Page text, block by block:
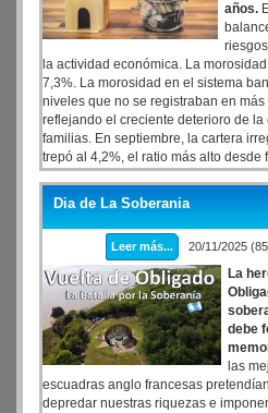
años.
la actividad económica. La
7,3%. La morosidad en el sistema
niveles que no se registraban en
reflejando el creciente deterioro de
familias. En septiembre, la cartera
trepó al 4,2%, el ratio más alto desde
confirma una tendencia que se ha
consecutivos y que amenaza con
los balances de las entidades
cotizaciones bursátiles.
Dia de La Soberania
Leer más... 20/11/2025
La
debe
las
escuadras anglo francesas
depredar nuestras riquezas e